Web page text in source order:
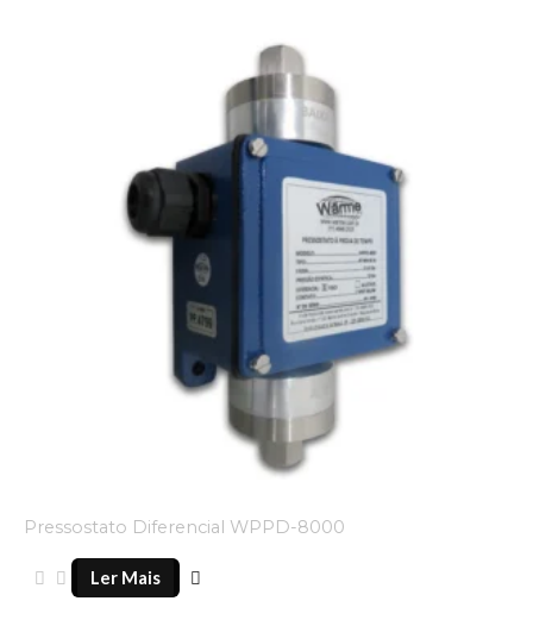
Pressostato Diferencial WPPD-8000
Ler Mais